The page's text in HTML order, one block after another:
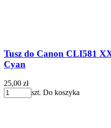
Tusz do Canon CLI581
Cyan
25,00 zł
szt. Do koszyka